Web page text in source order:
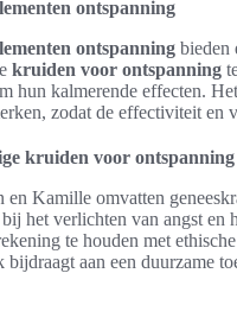
ontspanning
ontspanning bieden
kruiden voor ontspanning
hun kalmerende effecten.
zodat de effectiviteit en
kruiden voor ontspanning
en Kamille omvatten
het verlichten van angst en
te houden met
bijdraagt aan een duurzame